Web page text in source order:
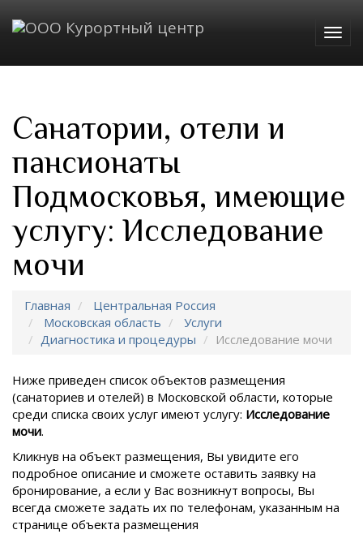
Санатории, отели и
пансионаты
Подмосковья, имеющие
услугу: Исследование
мочи
Главная
Центральная Россия
Московская область
Услуги
Диагностика и процедуры
Исследование мочи
Ниже приведен список объектов размещения
(санаториев и отелей) в Московской области, которые
среди списка своих услуг имеют услугу: Исследование
мочи.
Кликнув на объект размещения, Вы увидите его
подробное описание и сможете оставить заявку на
бронирование, а если у Вас возникнут вопросы, Вы
всегда сможете задать их по телефонам, указанным на
странице объекта размещения